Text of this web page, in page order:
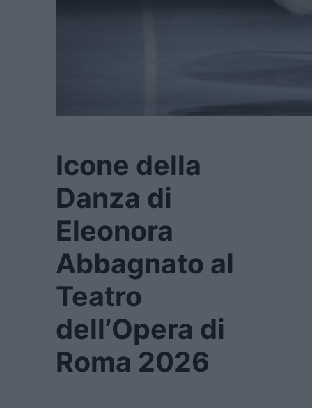
Icone della
Danza di
Eleonora
Abbagnato al
Teatro
dell’Opera di
Roma 2026